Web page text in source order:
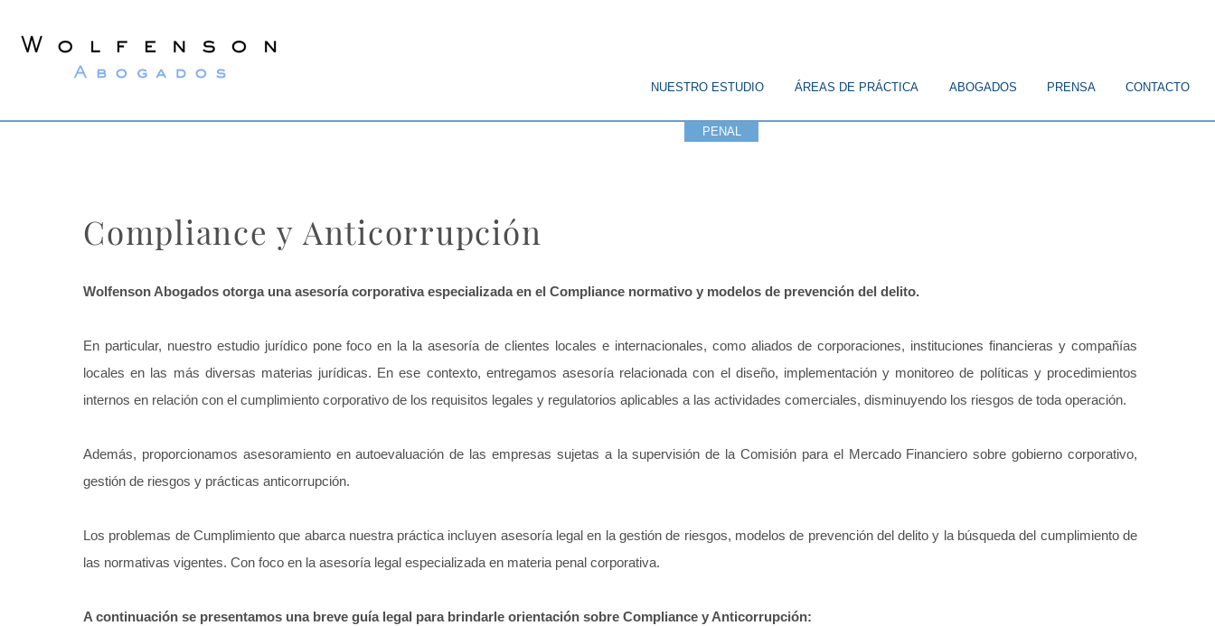
NUESTRO ESTUDIO ÁREAS DE PRÁCTICA ABOGADOS PRENSA CONTACTO
PENAL
Compliance y Anticorrupción
Wolfenson Abogados otorga una asesoría corporativa especializada en el Compliance normativo y modelos de prevención del delito.
En particular, nuestro estudio jurídico pone foco en la la asesoría de clientes locales e internacionales, como aliados de corporaciones, instituciones financieras y compañías
locales en las más diversas materias jurídicas. En ese contexto, entregamos asesoría relacionada con el diseño, implementación y monitoreo de políticas y procedimientos
internos en relación con el cumplimiento corporativo de los requisitos legales y regulatorios aplicables a las actividades comerciales, disminuyendo los riesgos de toda operación.
Además, proporcionamos asesoramiento en autoevaluación de las empresas sujetas a la supervisión de la Comisión para el Mercado Financiero sobre gobierno corporativo,
gestión de riesgos y prácticas anticorrupción.
Los problemas de Cumplimiento que abarca nuestra práctica incluyen asesoría legal en la gestión de riesgos, modelos de prevención del delito y la búsqueda del cumplimiento de
las normativas vigentes. Con foco en la asesoría legal especializada en materia penal corporativa.
A continuación se presentamos una breve guía legal para brindarle orientación sobre Compliance y Anticorrupción:
Wolfenson